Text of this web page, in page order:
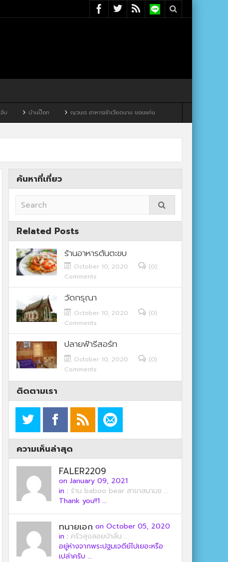
ญวนเร อาหารเช้าเวียดนาม ขอนแก่น
ค้นหาที่เที่ยว
Related Posts
ร้านอาหารต้นตะขบ
October 10, 2020
(0)
Comments
วัดกรุณา
October 10, 2020
(0)
Comments
ปลายฟ้ารีสอร์ท
October 10, 2020
(0)
Comments
ติดตามเรา
ความเห็นล่าสุด
FALER2209
on January 09, 2021
in : ร้าน baboo bear สาขาสนามช ...
Thank you!!1 ...
ทนายเอก on October 05, 2020
in : ครัวลุงลอยป่าลั่น ...
อยู่ห่างจากพระปฐมเจดีย์ไปเยอะหรือ
เปล่าครับ ...